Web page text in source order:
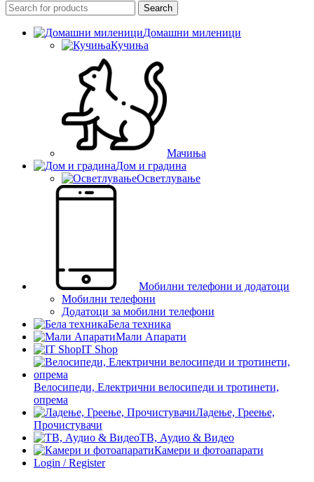
Search
Домашни миленици
Кучиња
Мачиња
Дом и градина
Осветлување
Мобилни телефони и додатоци
Мобилни телефони
Додатоци за мобилни телефони
Бела техника
Мали Апарати
IT Shop
Велосипеди, Електрични велосипеди и тротинети,
опрема
Ладење, Греење,
Прочистувачи
ТВ, Аудио & Видео
Камери и фотоапарати
Login / Register